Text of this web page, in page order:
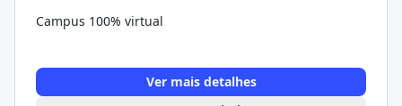
Campus 100% virtual
Ver mais detalhes